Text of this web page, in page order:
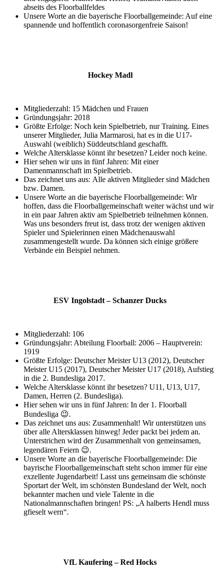
abseits des Floorballfeldes
Unsere Worte an die bayerische Floorballgemeinde: Auf eine
spannende und hoffentlich coronasorgenfreie Saison!
Hockey Madl
Mitgliederzahl: 15 Mädchen und Frauen
Gründungsjahr: 2018
Größte Erfolge: Noch kein Spielbetrieb, nur Training. Eines
unserer Mitglieder, Julia Marmarosi, hat es in die U17-
Auswahl (weiblich) Süddeutschland geschafft.
Welche Altersklasse könnt ihr besetzen? Leider noch keine.
Hier sehen wir uns in fünf Jahren: Mit einer
Damenmannschaft im Spielbetrieb.
Das zeichnet uns aus: Alle aktiven Mitglieder sind Mädchen
bzw. Damen.
Unsere Worte an die bayerische Floorballgemeinde: Wir
hoffen, dass die Floorballgemeinschaft weiter wächst und wir
in ein paar Jahren aktiv am Spielbetrieb teilnehmen können.
Was uns besonders freut ist, dass trotz der wenigen aktiven
Spieler und Spielerinnen einen Mädchenauswahl
zusammengestellt wurde. Da können sich einige größere
Verbände ein Beispiel nehmen.
ESV Ingolstadt – Schanzer Ducks
Mitgliederzahl: 106
Gründungsjahr: Abteilung Floorball: 2006 – Hauptverein:
1919
Größte Erfolge: Deutscher Meister U13 (2012), Deutscher
Meister U15 (2017), Deutscher Meister U17 (2018), Aufstieg
in die 2. Bundesliga 2017.
Welche Altersklasse könnt ihr besetzen? U11, U13, U17,
Damen, Herren (2. Bundesliga).
Hier sehen wir uns in fünf Jahren: In der 1. Floorball
Bundesliga 😉.
Das zeichnet uns aus: Zusammenhalt! Wir unterstützen uns
über alle Altersklassen hinweg! Jeder packt bei jedem an.
Unterstrichen wird der Zusammenhalt von gemeinsamen,
legendären Feiern 😉.
Unsere Worte an die bayerische Floorballgemeinde: Die
bayrische Floorballgemeinschaft steht schon immer für eine
exzellente Jugendarbeit! Lasst uns gemeinsam die schönste
Sportart der Welt, im schönsten Bundesland der Welt, noch
bekannter machen und viele Talente in die
Nationalmannschaften bringen! PS: „A halberts Hendl muss
gfieselt wern“.
VfL Kaufering – Red Hocks